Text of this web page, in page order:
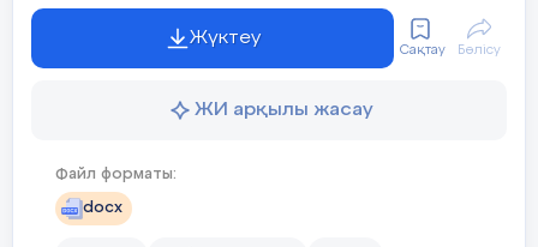
The aim of the lesson/ Learning Result
pupils new words, to test the assimilation of new and
previously; to control students’ skills in speaking,
Жүктеу
Сақтау Бөлісу
ЖИ арқылы жасау
Файл форматы:
docx